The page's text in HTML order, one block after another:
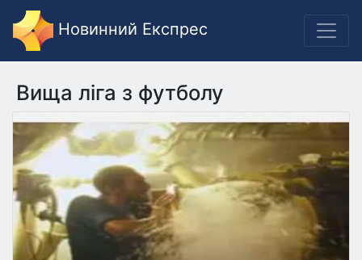
Новинний Експрес
Вища ліга з футболу